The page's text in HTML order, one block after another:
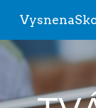
Skip to main